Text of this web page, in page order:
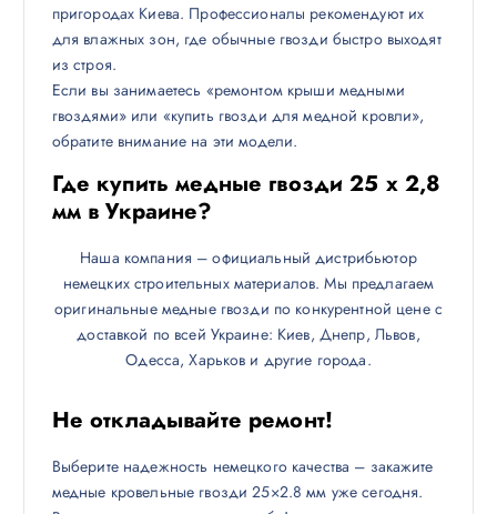
пригородах Киева. Профессионалы рекомендуют их
для влажных зон, где обычные гвозди быстро выходят
из строя.
Если вы занимаетесь «ремонтом крыши медными
гвоздями» или «купить гвозди для медной кровли»,
обратите внимание на эти модели.
Где купить медные гвозди 25 х 2,8
мм в Украине?
Наша компания – официальный дистрибьютор
немецких строительных материалов. Мы предлагаем
оригинальные медные гвозди по конкурентной цене с
доставкой по всей Украине: Киев, Днепр, Львов,
Одесса, Харьков и другие города.
Не откладывайте ремонт!
Выберите надежность немецкого качества – закажите
медные кровельные гвозди 25×2.8 мм уже сегодня.